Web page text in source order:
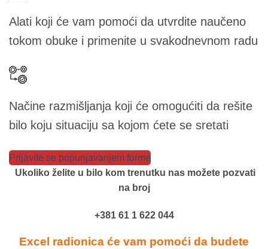
Alati koji će vam pomoći da utvrdite naučeno
tokom obuke i primenite u svakodnevnom radu
Načine razmišljanja koji će omogućiti da rešite
bilo koju situaciju sa kojom ćete se sretati
Prijavite se popunjavanjem forme
Ukoliko želite u bilo kom trenutku nas možete pozvati
na broj
+381 61 1 622 044
Excel radionica će vam pomoći da budete